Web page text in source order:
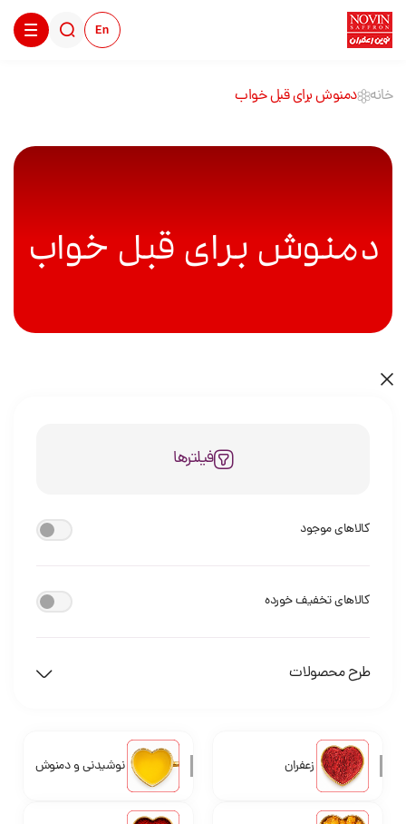
En
خانه دمنوش برای قبل خواب
دمنوش برای قبل خواب
فیلترها
کالاهای موجود
کالاهای تخفیف خورده
طرح محصولات
زعفران نوشیدنی و دمنوش